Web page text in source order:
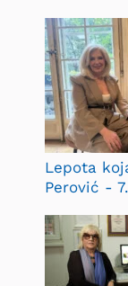
Lepota
Perović -